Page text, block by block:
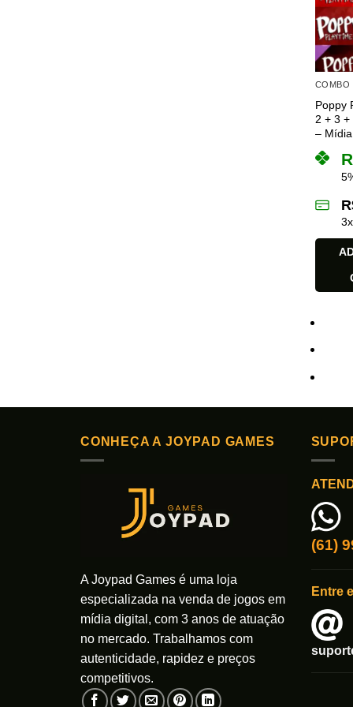
COMBO
Poppy
2 + 3 +
–
3
CONHEÇA A JOYPAD GAMES
A Joypad Games é uma loja
especializada na venda de jogos em
mídia digital, com 3 anos de atuação
no mercado. Trabalhamos com
autenticidade, rapidez e preços
competitivos.
(61)
Entre